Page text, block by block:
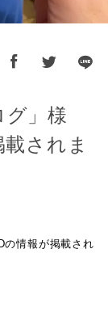
グ」様
されま
の情報が掲載され